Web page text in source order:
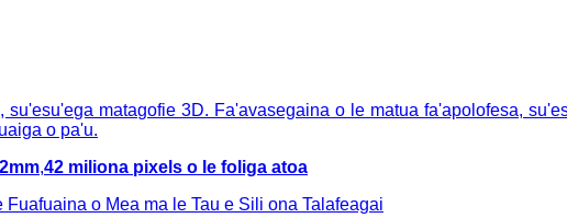
matagofie 3D. Fa'avasegaina o le matua fa'apolofesa,
o pa'u.
,42 miliona pixels o le foliga atoa
o Mea ma le Tau e Sili ona Talafeagai